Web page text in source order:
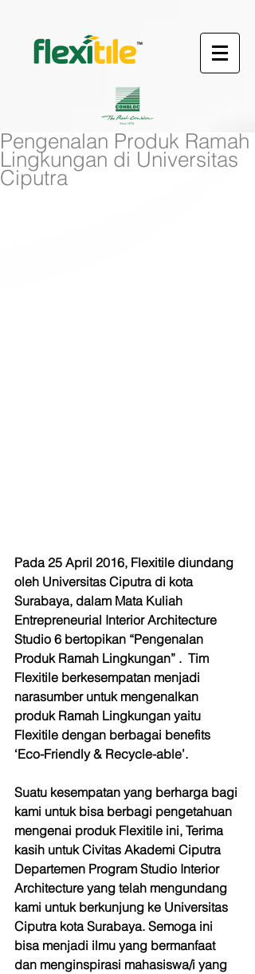
Pengenalan Produk Ramah
Lingkungan di Universitas
Ciputra
Pada 25 April 2016, Flexitile diundang
oleh Universitas Ciputra di kota
Surabaya, dalam Mata Kuliah
Entrepreneurial Interior Architecture
Studio 6 bertopikan “Pengenalan
Produk Ramah Lingkungan” .  Tim
Flexitile berkesempatan menjadi
narasumber untuk mengenalkan
produk Ramah Lingkungan yaitu
Flexitile dengan berbagai benefits
‘Eco-Friendly & Recycle-able’.
Suatu kesempatan yang berharga bagi
kami untuk bisa berbagi pengetahuan
mengenai produk Flexitile ini, Terima
kasih untuk Civitas Akademi Ciputra
Departemen Program Studio Interior
Architecture yang telah mengundang
kami untuk berkunjung ke Universitas
Ciputra kota Surabaya. Semoga ini
bisa menjadi ilmu yang bermanfaat
dan menginspirasi mahasiswa/i yang